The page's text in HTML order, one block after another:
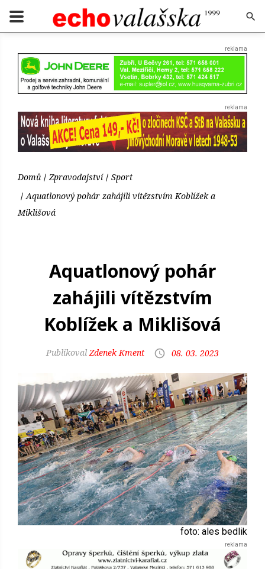
Domů Zpravodajství
Sport
Aquatlonový pohár zahájili vítězstvím Koblížek a
Miklišová
Aquatlonový pohár
zahájili vítězstvím
Koblížek a Miklišová
Zdenek Kment 08. 03. 2023
foto: ales bedlik